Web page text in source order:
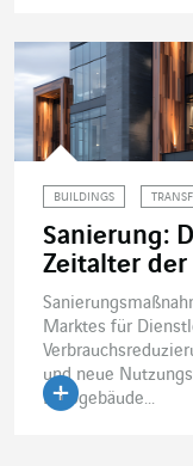
BUILDINGS
Sanierung:
Zeitalter
Marktes für
und neue
Bürogebäude...